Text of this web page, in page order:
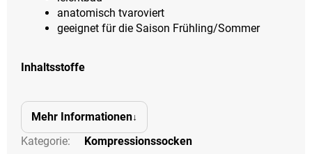
anatomisch tvaroviert
geeignet für die Saison Frühling/Sommer
Inhaltsstoffe
Mehr Informationen
Kategorie:
Kompressionssocken